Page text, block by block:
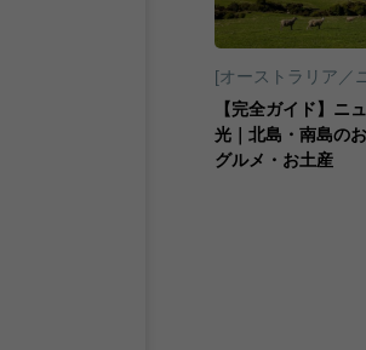
【完全ガイド】ニ
光｜北島・南島の
グルメ・お土産